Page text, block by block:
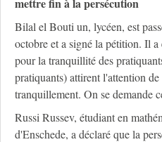
Bilal el Bouti un, lycéen, est
octobre et a signé la pétition. Il
pour la tranquillité des
pratiquants) attirent l'attention
tranquillement. On se demande
Russi Russev, étudiant en
d'Enschede, a déclaré que la